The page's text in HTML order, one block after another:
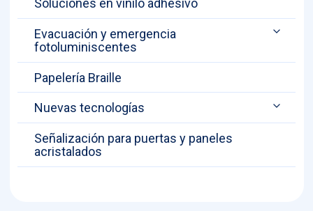
Soluciones en vinilo adhesivo
Evacuación y emergencia
fotoluminiscentes
Papelería Braille
Nuevas tecnologías
Señalización para puertas y paneles
acristalados